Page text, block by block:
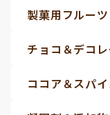
製菓用フルーツ
チョコ＆デコ
ココア＆スパ